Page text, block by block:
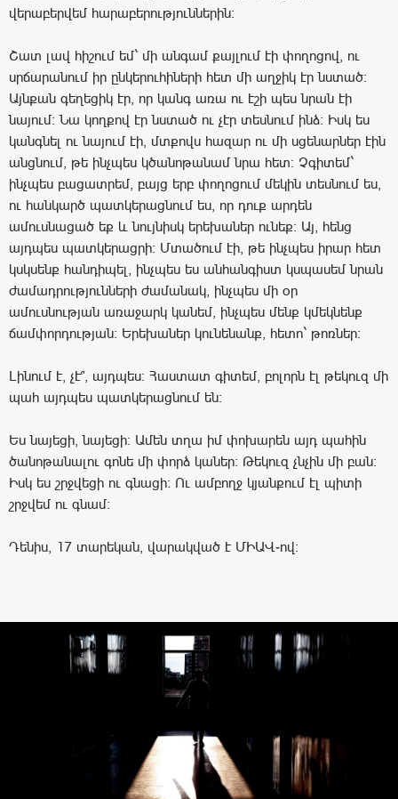
վերաբերվեմ հարաբերություններին:
Շատ լավ հիշում եմ` մի անգամ քայլում էի փողոցով, ու
սրճարանում իր ընկերուհիների հետ մի աղջիկ էր նստած:
Այնքան գեղեցիկ էր, որ կանգ առա ու էշի պես նրան էի
նայում: Նա կողքով էր նստած ու չէր տեսնում ինձ: Իսկ ես
կանգնել ու նայում էի, մտքովս հազար ու մի սցենարներ էին
անցնում, թե ինչպես կծանոթանամ նրա հետ: Չգիտեմ`
ինչպես բացատրեմ, բայց երբ փողոցում մեկին տեսնում ես,
ու հանկարծ պատկերացնում ես, որ դուք արդեն
ամուսնացած եք և նույնիսկ երեխաներ ունեք: Այ, հենց
այդպես պատկերացրի: Մտածում էի, թե ինչպես իրար հետ
կսկսենք հանդիպել, ինչպես ես անհանգիստ կսպասեմ նրան
ժամադրությունների ժամանակ, ինչպես մի օր
ամուսնության առաջարկ կանեմ, ինչպես մենք կմեկնենք
ճամփորդության: Երեխաներ կունենանք, հետո` թոռներ:
Լինում է, չէ՞, այդպես: Հաստատ գիտեմ, բոլորն էլ թեկուզ մի
պահ այդպես պատկերացնում են:
Ես նայեցի, նայեցի: Ամեն տղա իմ փոխարեն այդ պահին
ծանոթանալու գոնե մի փորձ կաներ: Թեկուզ չնչին մի բան:
Իսկ ես շրջվեցի ու գնացի: Ու ամբողջ կյանքում էլ պիտի
շրջվեմ ու գնամ:
Դենիս, 17 տարեկան, վարակված է ՄԻԱՎ-ով: